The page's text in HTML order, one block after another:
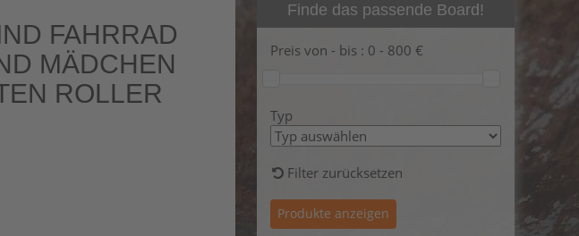
FAHRRAD
MÄDCHEN
ROLLER
Finde das passende Board!
Preis von - bis : 0 - 800 €
Typ
Filter zurücksetzen